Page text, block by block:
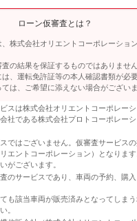
ローン仮審査とは？
株式会社オリエントコーポレーショ
の結果を保証するものではありません
、運転免許証等の本人確認書類が必要
は、ご希望に添えない場合がございま
スは株式会社オリエントコーポレー
社である株式会社プロトコーポレー
ではございません。仮審査サービス
エントコーポレーション）となりま
がございます。
のサービスであり、車両の予約、購
も該当車両が販売済みとなってしま
。